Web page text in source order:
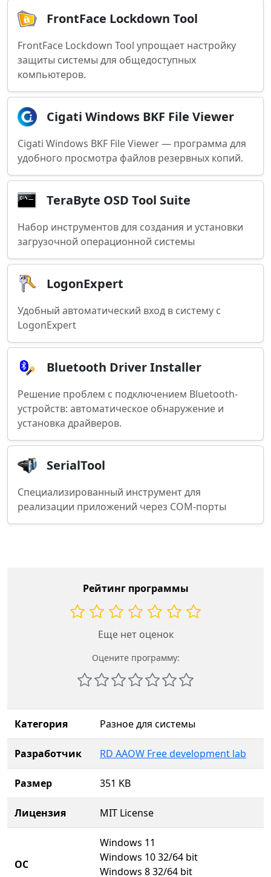
FrontFace Lockdown Tool
FrontFace Lockdown Tool упрощает настройку
защиты системы для общедоступных
компьютеров.
Cigati Windows BKF File Viewer
Cigati Windows BKF File Viewer — программа для
удобного просмотра файлов резервных копий.
TeraByte OSD Tool Suite
Набор инструментов для создания и установки
загрузочной операционной системы
LogonExpert
Удобный автоматический вход в систему с
LogonExpert
Bluetooth Driver Installer
Решение проблем с подключением Bluetooth-
устройств: автоматическое обнаружение и
установка драйверов.
SerialTool
Специализированный инструмент для
реализации приложений через COM-порты
Рейтинг программы
Еще нет оценок
Оцените программу:
Категория Разное для системы
Разработчик RD AAOW Free development lab
Размер 351 KB
Лицензия MIT License
ОС
Windows 11
Windows 10 32/64 bit
Windows 8 32/64 bit